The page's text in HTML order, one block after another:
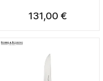
131,00 €